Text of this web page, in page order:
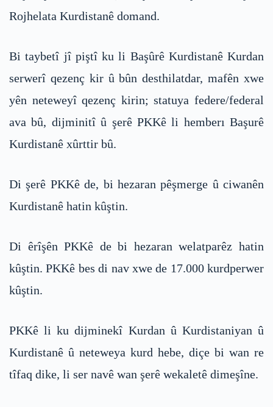
Rojhelata Kurdistanê domand.
Bi taybetî jî piştî ku li Başûrê Kurdistanê Kurdan
serwerî qezenç kir û bûn desthilatdar, mafên xwe
yên neteweyî qezenç kirin; statuya federe/federal
ava bû, dijminitî û şerê PKKê li hemberı Başurê
Kurdistanê xûrttir bû.
Di şerê PKKê de, bi hezaran pêşmerge û ciwanên
Kurdistanê hatin kûştin.
Di êrîşên PKKê de bi hezaran welatparêz hatin
kûştin. PKKê bes di nav xwe de 17.000 kurdperwer
kûştin.
PKKê li ku dijminekî Kurdan û Kurdistaniyan û
Kurdistanê û neteweya kurd hebe, diçe bi wan re
tîfaq dike, li ser navê wan şerê wekaletê dimeşîne.